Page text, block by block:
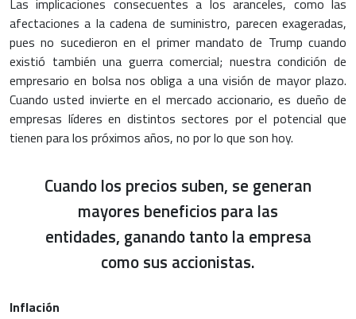
afectaciones a la cadena de suministro, parecen exageradas,
pues no sucedieron en el primer mandato de Trump cuando
existió también una guerra comercial; nuestra condición de
empresario en bolsa nos obliga a una visión de mayor plazo.
Cuando usted invierte en el mercado accionario, es dueño de
empresas líderes en distintos sectores por el potencial que
tienen para los próximos años, no por lo que son hoy.
Cuando los precios suben, se generan
mayores beneficios para las
entidades, ganando tanto la empresa
como sus accionistas.
Inflación